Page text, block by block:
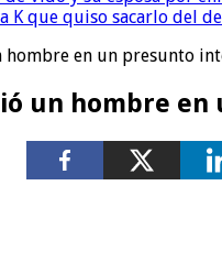
K que quiso sacarlo
en un presunto
un hombre